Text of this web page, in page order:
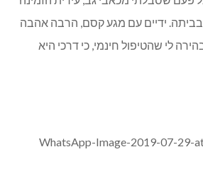
בביתה. ידיים עם מגע קסם, הרבה אהבה
לי שהטיפול חינמי, כי דרכי היא